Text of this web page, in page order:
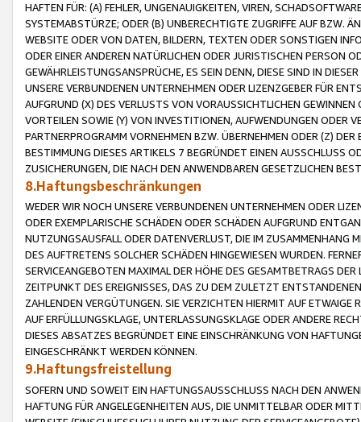
HAFTEN FÜR: (A) FEHLER, UNGENAUIGKEITEN, VIREN,
SYSTEMABSTÜRZE; ODER (B) UNBERECHTIGTE ZUGRIFFE AUF BZW.
WEBSITE ODER VON DATEN, BILDERN, TEXTEN ODER SONSTIGEN
ODER EINER ANDEREN NATÜRLICHEN ODER JURISTISCHEN PERSON
GEWÄHRLEISTUNGSANSPRÜCHE, ES SEIN DENN, DIESE SIND IN
UNSERE VERBUNDENEN UNTERNEHMEN ODER LIZENZGEBER FÜR
AUFGRUND (X) DES VERLUSTS VON VORAUSSICHTLICHEN
VORTEILEN SOWIE (Y) VON INVESTITIONEN, AUFWENDUNGEN ODER
PARTNERPROGRAMM VORNEHMEN BZW. ÜBERNEHMEN ODER (Z)
BESTIMMUNG DIESES ARTIKELS 7 BEGRÜNDET EINEN AUSSCHLUSS
ZUSICHERUNGEN, DIE NACH DEN ANWENDBAREN GESETZLICHEN
8.Haftungsbeschränkungen
WEDER WIR NOCH UNSERE VERBUNDENEN UNTERNEHMEN ODER
ODER EXEMPLARISCHE SCHÄDEN ODER SCHÄDEN AUFGRUND
NUTZUNGSAUSFALL ODER DATENVERLUST, DIE IM ZUSAMMENHANG
DES AUFTRETENS SOLCHER SCHÄDEN HINGEWIESEN WURDEN.
SERVICEANGEBOTEN MAXIMAL DER HÖHE DES GESAMTBETRAGS
ZEITPUNKT DES EREIGNISSES, DAS ZU DEM ZULETZT
ZAHLENDEN VERGÜTUNGEN. SIE VERZICHTEN HIERMIT AUF
AUF ERFÜLLUNGSKLAGE, UNTERLASSUNGSKLAGE ODER ANDERE
DIESES ABSATZES BEGRÜNDET EINE EINSCHRÄNKUNG VON
EINGESCHRÄNKT WERDEN KÖNNEN.
9.Haftungsfreistellung
SOFERN UND SOWEIT EIN HAFTUNGSAUSSCHLUSS NACH DEN
HAFTUNG FÜR ANGELEGENHEITEN AUS, DIE UNMITTELBAR ODER